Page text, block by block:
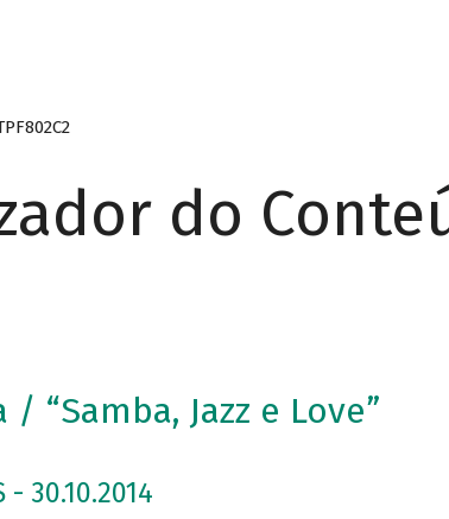
do
“Samba, Jazz e Love”
- 30.10.2014